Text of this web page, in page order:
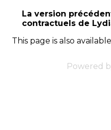
La version
contractuels de
This page is also
Powered